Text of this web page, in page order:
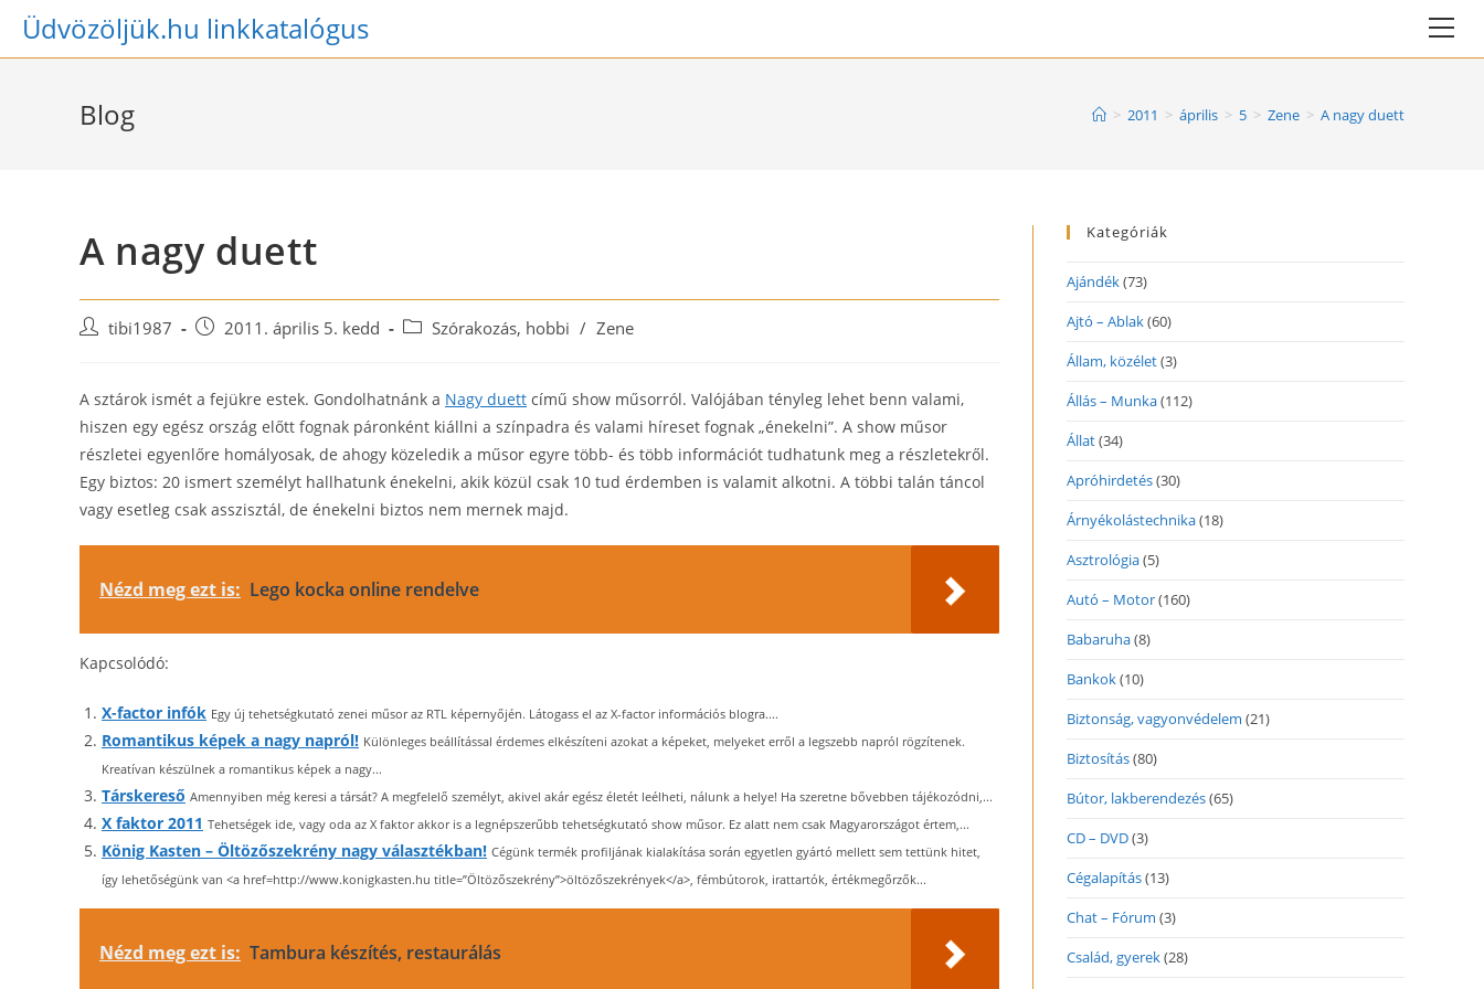
SkipÜdvözöljük.hu linkkatalógus
Blog > 2011 > április > 5 > Zene > A nagy duett
A nagy duett
Posttibi1987
Post 2011. április 5. kedd
PostSzórakozás, hobbi / Zene
A sztárok ismét a fejükre estek. Gondolhatnánk a Nagy duett című show műsorról. Valójában tényleg lehet benn valami,
hiszen egy egész ország előtt fognak páronként kiállni a színpadra és valami híreset fognak „énekelni”. A show műsor
részletei egyenlőre homályosak, de ahogy közeledik a műsor egyre több- és több információt tudhatunk meg a részletekről.
Egy biztos: 20 ismert személyt hallhatunk énekelni, akik közül csak 10 tud érdemben is valamit alkotni. A többi talán táncol
vagy esetleg csak asszisztál, de énekelni biztos nem mernek majd.
Nézd meg ezt is: Lego kocka online rendelve
Kapcsolódó:
X-factor infók Egy új tehetségkutató zenei műsor az RTL képernyőjén. Látogass el az X-factor információs blogra....
Romantikus képek a nagy napról! Különleges beállítással érdemes elkészíteni azokat a képeket, melyeket erről a legszebb napról rögzítenek.
Kreatívan készülnek a romantikus képek a nagy...
Társkereső Amennyiben még keresi a társát? A megfelelő személyt, akivel akár egész életét leélheti, nálunk a helye! Ha szeretne bővebben tájékozódni,...
X faktor 2011 Tehetségek ide, vagy oda az X faktor akkor is a legnépszerűbb tehetségkutató show műsor. Ez alatt nem csak Magyarországot értem,...
König Kasten – Öltözőszekrény nagy választékban! Cégünk termék profiljának kialakítása során egyetlen gyártó mellett sem tettünk hitet,
így lehetőségünk van <a href=http://www.konigkasten.hu title=”Öltözőszekrény”>öltözőszekrények</a>, fémbútorok, irattartók, értékmegőrzők...
Nézd meg ezt is: Tambura készítés, restaurálás
Kategóriák
Ajándék(73)
Ajtó – Ablak(60)
Állam, közélet(3)
Állás – Munka(112)
Állat(34)
Apróhirdetés(30)
Árnyékolástechnika(18)
Asztrológia(5)
Autó – Motor(160)
Babaruha(8)
Bankok(10)
Biztonság, vagyonvédelem (21)
Biztosítás(80)
Bútor, lakberendezés(65)
CD – DVD(3)
Cégalapítás(13)
Chat – Fórum (3)
Család, gyerek(28)